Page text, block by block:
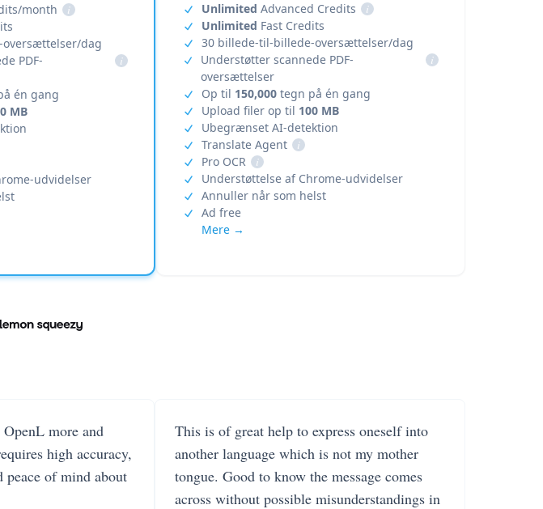
month
i
dag
PDF-
i
én gang
MB
udvidelser
Unlimited Advanced Credits
i
Unlimited Fast Credits
30 billede-til-billede-oversættelser/dag
Understøtter scannede PDF-
oversættelser
i
Op til 150,000tegn på én gang
Upload filer op til 100 MB
Ubegrænset AI-detektion
Translate Agent
i
Pro OCR
i
Understøttelse af Chrome-udvidelser
Annuller når som helst
Ad free
Mere →
more and
high accuracy,
peace of mind about
This is of great help to express oneself into
another language which is not my mother
tongue. Good to know the message comes
across without possible misunderstandings in